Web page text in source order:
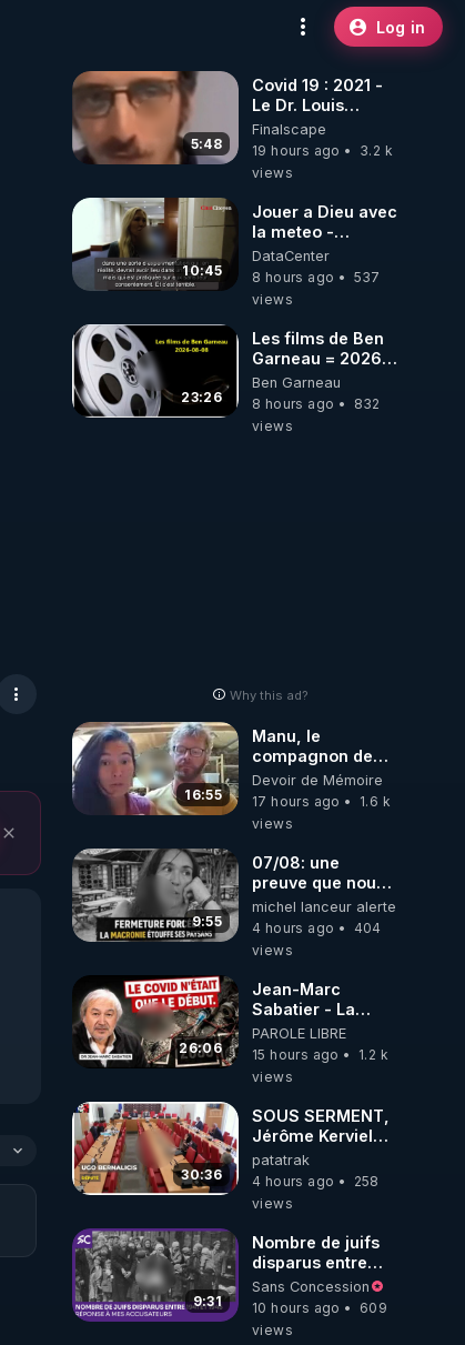
Log in
5:48
Covid 19 : 2021 -
Le Dr. Louis
Fouché renverse
le plateau de
CNews !
Finalscape
19 hours ago
3.2 k
views
10:45
Jouer a Dieu avec
la meteo -
Citoicitoyen
DataCenter
8 hours ago
537
views
23:26
Les films de Ben
Garneau = 2026-
08-08
Ben Garneau
8 hours ago
832
views
Why this ad?
16:55
Manu, le
compagnon de
Kyria, raconte sa
garde à vue
musclée.
Devoir de Mémoire
17 hours ago
1.6 k
views
9:55
07/08: une
preuve que nous
somme passé en
absurdie une
dictature qui veut
opposant !
michel lanceur alerte
4 hours ago
404
views
26:06
Jean-Marc
Sabatier - La
Covid-19 n'a été
que le début -
L'ARNm &
où auront-t-il ?
PAROLE LIBRE
15 hours ago
1.2 k
views
30:36
SOUS SERMENT,
Jérôme Kerviel
balance tout à
l'Assemblée !
patatrak
4 hours ago
258
views
9:31
Nombre de juifs
disparus entre
1941 et 1945
(Réponse à mes
accusateurs)
Sans Concession
10 hours ago
609
views